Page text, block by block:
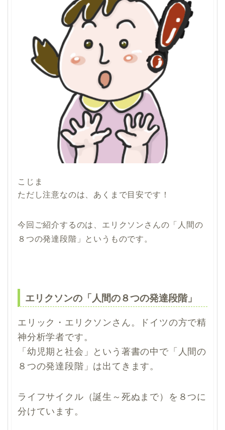
こじま
ただし注意なのは、あくまで目安です！
今回ご紹介するのは、エリクソンさんの「人間の
８つの発達段階」というものです。
エリクソンの「人間の８つの発達段階」
エリック・エリクソンさん。ドイツの方で精
神分析学者です。
「幼児期と社会」という著書の中で「人間の
８つの発達段階」は出てきます。
ライフサイクル（誕生～死ぬまで）を８つに
分けています。